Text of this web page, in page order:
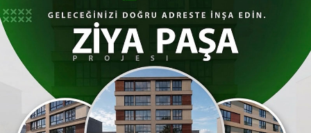
kilometre uzunluğundaki bu merkezi
güzergah üzerinde tam 16 tane trafik lambası
bulunuyor. Yoğunluk nedeniyle bazı
kavşaklarda uzun kuyruklar oluştuğunu
belirten vatandaş, en az iki farklı ışıkta ancak
ikinci yeşil ışık yandığında geçiş